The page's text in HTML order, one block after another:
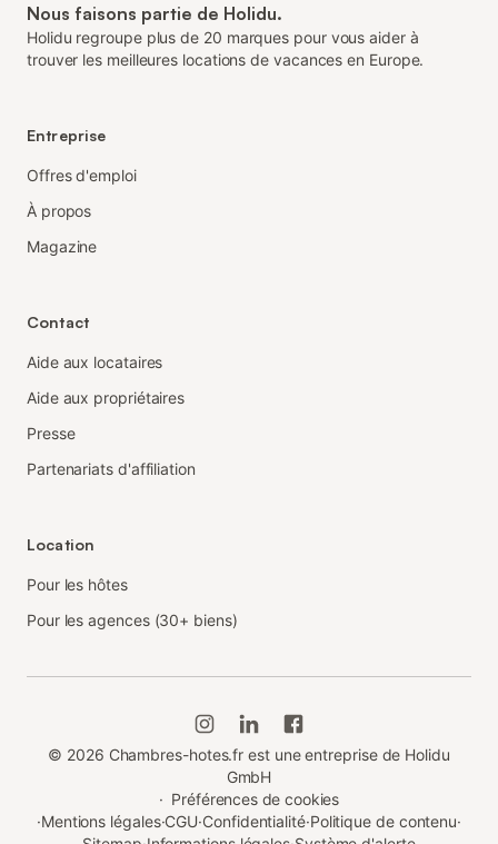
Nous faisons partie de Holidu.
Holidu regroupe plus de 20 marques pour vous aider à
trouver les meilleures locations de vacances en Europe.
Entreprise
Offres d'emploi
À propos
Magazine
Contact
Aide aux locataires
Aide aux propriétaires
Presse
Partenariats d'affiliation
Location
Pour les hôtes
Pour les agences (30+ biens)
© 2026 Chambres-hotes.fr est une entreprise de Holidu
GmbH
· Préférences de cookies
·Mentions légales·CGU·Confidentialité·Politique de contenu·